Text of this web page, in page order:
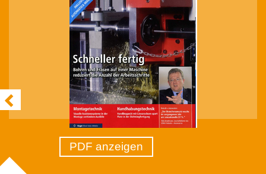
PDF anzeigen